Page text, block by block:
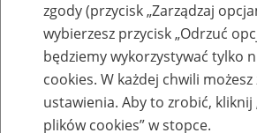
Допомога по догляду за
тимчасового опікуна
zgody (przycisk „Zarządzaj
wybierzesz przycisk „Odrzuć
będziemy wykorzystywać tylko
cookies. W każdej chwili
ustawienia. Aby to zrobić, kliknij
plików cookies” w stopce.